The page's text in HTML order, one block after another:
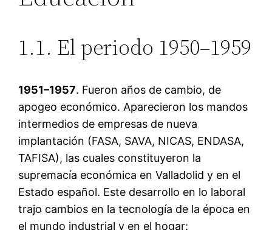
1.1. El periodo 1950–1959
1951–1957. Fueron años de cambio, de
apogeo económico. Aparecieron los mandos
intermedios de empresas de nueva
implantación (FASA, SAVA, NICAS, ENDASA,
TAFISA), las cuales constituyeron la
supremacía económica en Valladolid y en el
Estado español. Este desarrollo en lo laboral
trajo cambios en la tecnología de la época en
el mundo industrial y en el hogar: